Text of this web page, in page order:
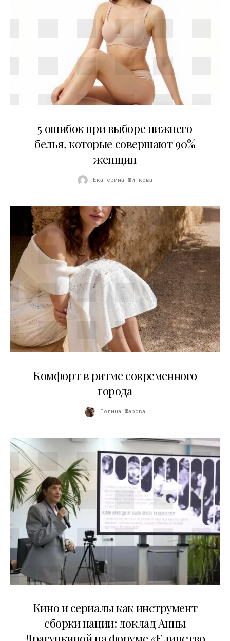
5 ошибок при выборе нижнего
белья, которые совершают 90%
женщин
Екатерина Житкова
Комфорт в ритме современного
города
Полина Жарова
Кино и сериалы как инструмент
сборки нации: доклад Анны